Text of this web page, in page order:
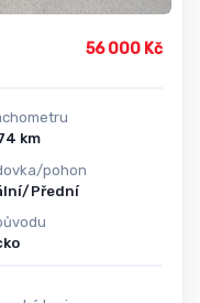
56 000 Kč
220 274 km
pohon
Přední